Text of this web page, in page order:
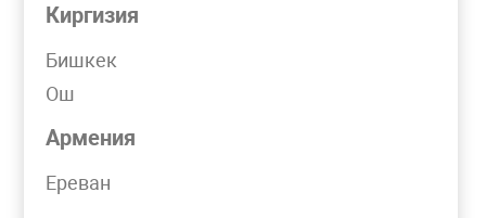
Киргизия
Бишкек
Ош
Армения
Ереван
КАТАЛОГ
ТРУБА КОТЕЛЬНАЯ